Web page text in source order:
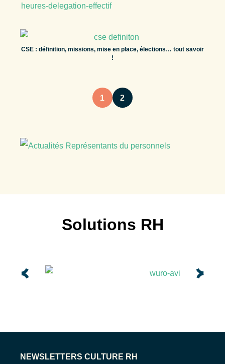
CSE : définition, missions, mise en place, élections… tout savoir
!
1 2
Solutions RH
NEWSLETTERS CULTURE RH